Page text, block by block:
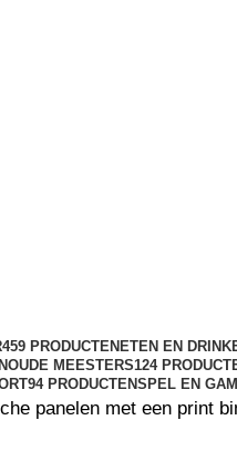
459 PRODUCTEN ETEN EN
OUDE MEESTERS124
94 PRODUCTENSPEL EN
panelen met een print